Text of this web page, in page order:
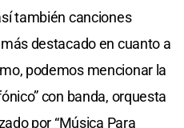
también canciones
destacado en cuanto a
podemos mencionar la
con banda, orquesta
por “Música Para